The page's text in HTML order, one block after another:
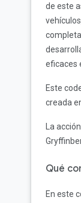
de este
eficaces
Este
creada
La
Qué
En este